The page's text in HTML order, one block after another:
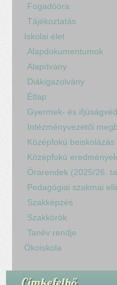
Fogadóóra
Tájékoztatás
Iskolai élet
Alapdokumentumok
Alapítvány
Diákigazolvány
Étlap
Gyermek- és
Intézményvezetői
Középfokú
Középfokú eredmények
Órarendek (2025/26.
Pedagógiai szakmai
Szakképzés
Szakkörök
Tanév rendje
Ökoiskola